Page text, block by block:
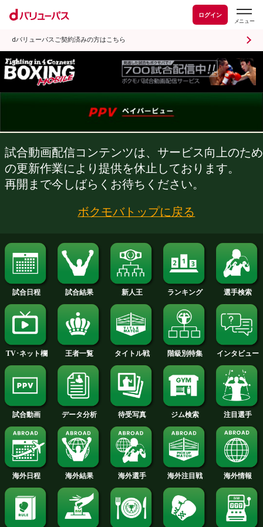
ログイン
dバリューパスご契約済みの方はこちら
試合動画配信コンテンツは、サービス
の更新作業により提供を休止しており
再開まで今しばらくお待ちください。
ボクモバトップに戻る
試合日程 試合結果 新人王 ランキング
TV･ネット欄 王者一覧 タイトル戦 階級別特集
試合動画 データ分析 待受写真 ジム検索